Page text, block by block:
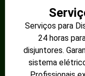
Serviços para
24 horas
disjuntores.
sistema